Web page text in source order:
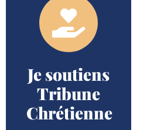
Je soutiens
Tribune
Chrétienne